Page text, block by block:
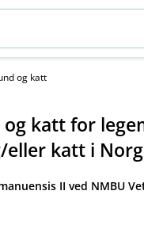
og katt
katt for
katt i
II ved NMBU